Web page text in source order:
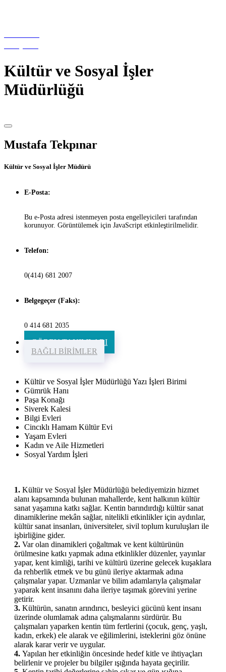
Kültür ve Sosyal İşler
Müdürlüğü
Mustafa Tekpınar
Kültür ve Sosyal İşler Müdürü
E-Posta:
Bu e-Posta adresi istenmeyen posta engelleyicileri tarafından
korunuyor. Görüntülemek için JavaScript etkinleştirilmelidir.
Telefon:
0(414) 681 2007
Belgegeçer (Faks):
0 414 681 2035
GÖREV TANIMLARI
BAĞLI BİRİMLER
Kültür ve Sosyal İşler Müdürlüğü Yazı İşleri Birimi
Gümrük Hanı
Paşa Konağı
Siverek Kalesi
Bilgi Evleri
Cincıklı Hamam Kültür Evi
Yaşam Evleri
Kadın ve Aile Hizmetleri
Sosyal Yardım İşleri
1. Kültür ve Sosyal İşler Müdürlüğü belediyemizin hizmet
alanı kapsamında bulunan mahallerde, kent halkının kültür
sanat yaşamına katkı sağlar. Kentin barındırdığı kültür sanat
dinamiklerine mekân sağlar, nitelikli etkinlikler için aydınlar,
kültür sanat insanları, üniversiteler, sivil toplum kuruluşları ile
işbirliğine gider.
2. Var olan dinamikleri çoğaltmak ve kent kültürünün
örülmesine katkı yapmak adına etkinlikler düzenler, yayınlar
yapar, kent kimliği, tarihi ve kültürü üzerine gelecek kuşaklara
da rehberlik etmek ve bu günü ileriye aktarmak adına
çalışmalar yapar. Uzmanlar ve bilim adamlarıyla çalışmalar
yaparak kent insanını daha ileriye taşımak görevini yerine
getirir.
3. Kültürün, sanatın arındırıcı, besleyici gücünü kent insanı
üzerinde olumlamak adına çalışmalarını sürdürür. Bu
çalışmaları yaparken kentin tüm fertlerini (çocuk, genç, yaşlı,
kadın, erkek) ele alarak ve eğilimlerini, isteklerini göz önüne
alarak karar verir ve uygular.
4. Yapılan her etkinliğin öncesinde hedef kitle ve ihtiyaçları
belirlenir ve projeler bu bilgiler ışığında hayata geçirilir.